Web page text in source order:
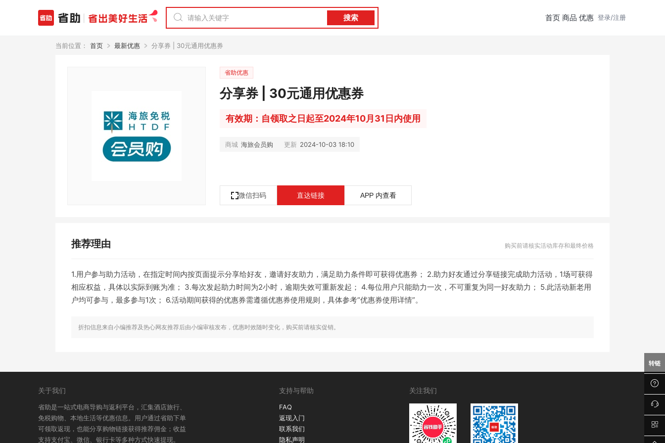
搜索 首页 商品 优惠 登录/注册
当前位置： 首页 最新优惠 分享券 | 30元通用优惠券
省助优惠
分享券 | 30元通用优惠券
有效期：自领取之日起至2024年10月31日内使用
商城 海旅会员购 更新 2024-10-03 18:10
微信扫码 直达链接 APP 内查看
推荐理由 购买前请核实活动库存和最终价格
1.用户参与助力活动，在指定时间内按页面提示分享给好友，邀请好友助力，满足助力条件即可获得优惠券； 2.助力好友通过分享链接完成助力活动，1场可获得
相应权益，具体以实际到账为准； 3.每次发起助力时间为2小时，逾期失效可重新发起； 4.每位用户只能助力一次，不可重复为同一好友助力； 5.此活动新老用
户均可参与，最多参与1次； 6.活动期间获得的优惠券需遵循优惠券使用规则，具体参考“优惠券使用详情”。
折扣信息来自小编推荐及热心网友推荐后由小编审核发布，优惠时效随时变化，购买前请核实促销。
转链
关于我们
省助是一站式电商导购与返利平台，汇集酒店旅行、
免税购物、本地生活等优惠信息。用户通过省助下单
可领取返现，也能分享购物链接获得推荐佣金；收益
支持支付宝、微信、银行卡等多种方式快速提现。
支持与帮助
FAQ
返现入门
联系我们
隐私声明
关注我们